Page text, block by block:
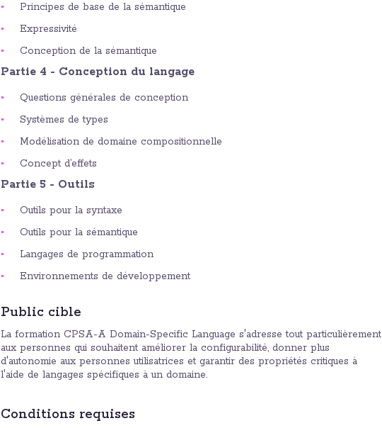
Principes de base de la sémantique
Expressivité
Conception de la sémantique
Partie 4 - Conception du langage
Questions générales de conception
Systèmes de types
Modélisation de domaine compositionnelle
Concept d’effets
Partie 5 - Outils
Outils pour la syntaxe
Outils pour la sémantique
Langages de programmation
Environnements de développement
Public cible
La formation CPSA-A Domain-Specific Language s'adresse tout particulièrement
aux personnes qui souhaitent améliorer la configurabilité, donner plus
d'autonomie aux personnes utilisatrices et garantir des propriétés critiques à
l'aide de langages spécifiques à un domaine.
Conditions requises